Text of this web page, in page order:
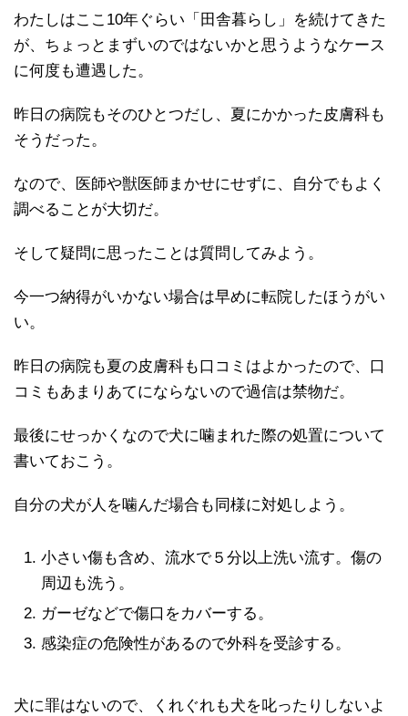
わたしはここ10年ぐらい「田舎暮らし」を続けてきた
が、ちょっとまずいのではないかと思うようなケース
に何度も遭遇した。
昨日の病院もそのひとつだし、夏にかかった皮膚科も
そうだった。
なので、医師や獣医師まかせにせずに、自分でもよく
調べることが大切だ。
そして疑問に思ったことは質問してみよう。
今一つ納得がいかない場合は早めに転院したほうがい
い。
昨日の病院も夏の皮膚科も口コミはよかったので、口
コミもあまりあてにならないので過信は禁物だ。
最後にせっかくなので犬に噛まれた際の処置について
書いておこう。
自分の犬が人を噛んだ場合も同様に対処しよう。
小さい傷も含め、流水で５分以上洗い流す。傷の
周辺も洗う。
ガーゼなどで傷口をカバーする。
感染症の危険性があるので外科を受診する。
犬に罪はないので、くれぐれも犬を叱ったりしないよ